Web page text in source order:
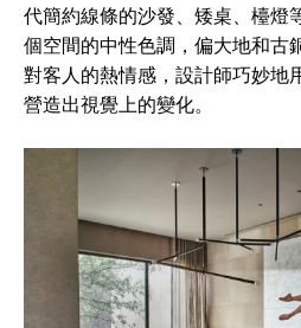
代簡約線條的沙發、矮桌、檯燈
個空間的中性色調，偏大地和古
對客人的熱情感，設計師巧妙地
營造出視覺上的變化。